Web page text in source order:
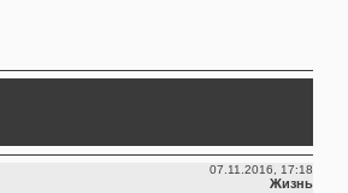
07.11.2016, 17:18
Жизнь